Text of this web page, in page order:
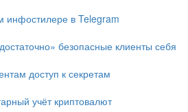
инфостилере в Telegram
безопасные клиенты себя
доступ к секретам
учёт криптовалют